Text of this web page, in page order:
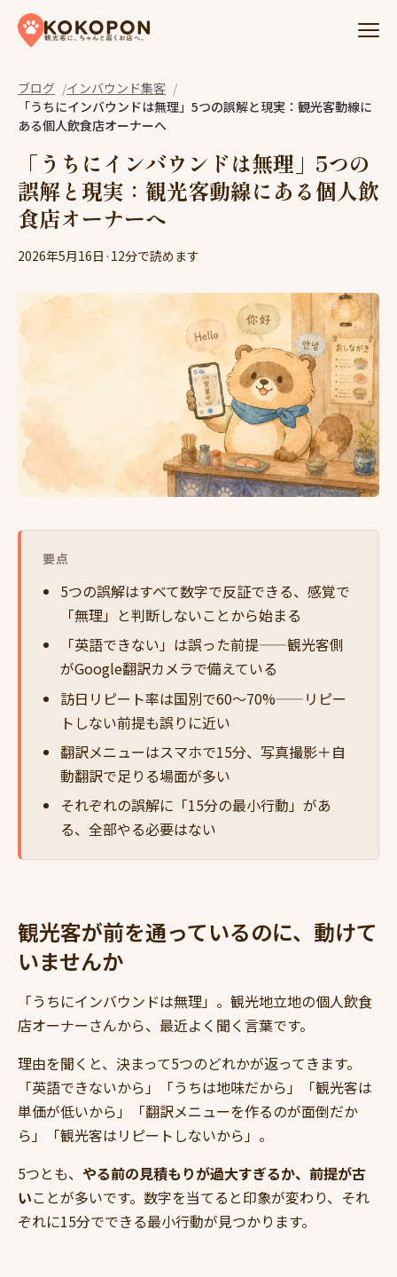
Skip to content
ブログ
インバウンド集客
「うちにインバウンドは無理」5つの誤解と現実：観光客動線に
ある個人飲食店オーナーへ
「うちにインバウンドは無理」5つの
誤解と現実：観光客動線にある個人飲
食店オーナーへ
2026年5月16日 · 12分で読めます
要点
5つの誤解はすべて数字で反証できる、感覚で
「無理」と判断しないことから始まる
「英語できない」は誤った前提——観光客側
がGoogle翻訳カメラで備えている
訪日リピート率は国別で60〜70%——リピー
トしない前提も誤りに近い
翻訳メニューはスマホで15分、写真撮影＋自
動翻訳で足りる場面が多い
それぞれの誤解に「15分の最小行動」があ
る、全部やる必要はない
観光客が前を通っているのに、動けて
いませんか
「うちにインバウンドは無理」。観光地立地の個人飲食
店オーナーさんから、最近よく聞く言葉です。
理由を聞くと、決まって5つのどれかが返ってきます。
「英語できないから」「うちは地味だから」「観光客は
単価が低いから」「翻訳メニューを作るのが面倒だか
ら」「観光客はリピートしないから」。
5つとも、 やる前の見積もりが過大すぎるか、前提が古
いことが多いです。数字を当てると印象が変わり、それ
ぞれに15分でできる最小行動が見つかります。